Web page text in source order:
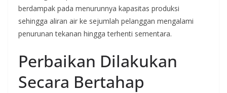
berdampak pada menurunnya kapasitas produksi
sehingga aliran air ke sejumlah pelanggan mengalami
penurunan tekanan hingga terhenti sementara.
Perbaikan Dilakukan
Secara Bertahap